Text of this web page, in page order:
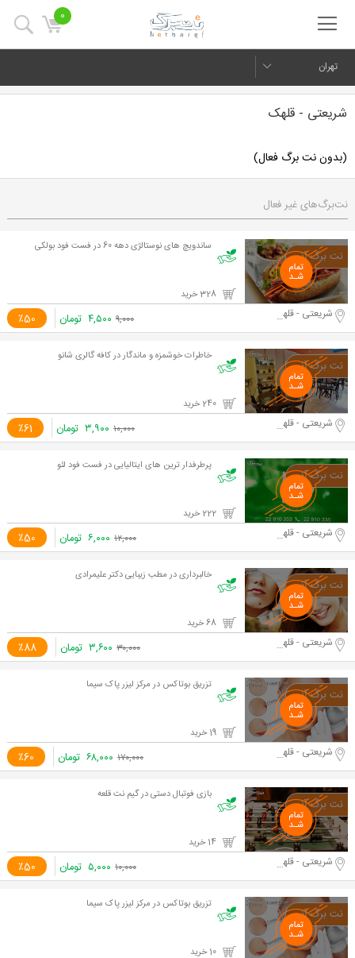
0
تهران
شریعتی - قلهک
(بدون نت برگ فعال)
نت‌برگ‌های غیر فعال
ساندویچ های نوستالژی دهه 60 در فست فود بولکی
٪50 شریعتی - قلهک ۹,۰۰۰ ۴,۵۰۰ تومان
خاطرات خوشمزه و ماندگار در کافه گالری شانو
٪61 شریعتی - قلهک ۱۰,۰۰۰ ۳,۹۰۰ تومان
پرطرفدار ترین های ایتالیایی در فست فود لئو
٪50 شریعتی - قلهک ۱۲,۰۰۰ ۶,۰۰۰ تومان
خالبرداری در مطب زیبایی دکتر علیمرادی
٪88 شریعتی - قلهک ۳۰,۰۰۰ ۳,۶۰۰ تومان
تزریق بوتاکس در مرکز لیزر پاک سیما
٪60 شریعتی - قلهک ۱۷۰,۰۰۰ ۶۸,۰۰۰ تومان
بازی فوتبال دستی در گیم نت قلعه
٪50 شریعتی - قلهک ۱۰,۰۰۰ ۵,۰۰۰ تومان
تزریق بوتاکس در مرکز لیزر پاک سیما